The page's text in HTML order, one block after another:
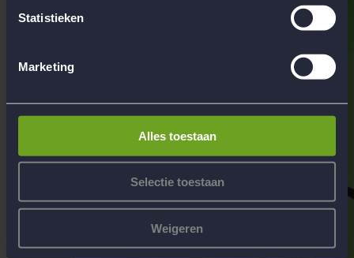
Statistieken
Marketing
Alles toestaan
Selectie toestaan
Weigeren